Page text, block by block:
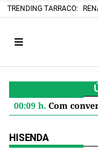
TRENDING TARRACO:
00:09 h. Com convertir la teva
HISENDA